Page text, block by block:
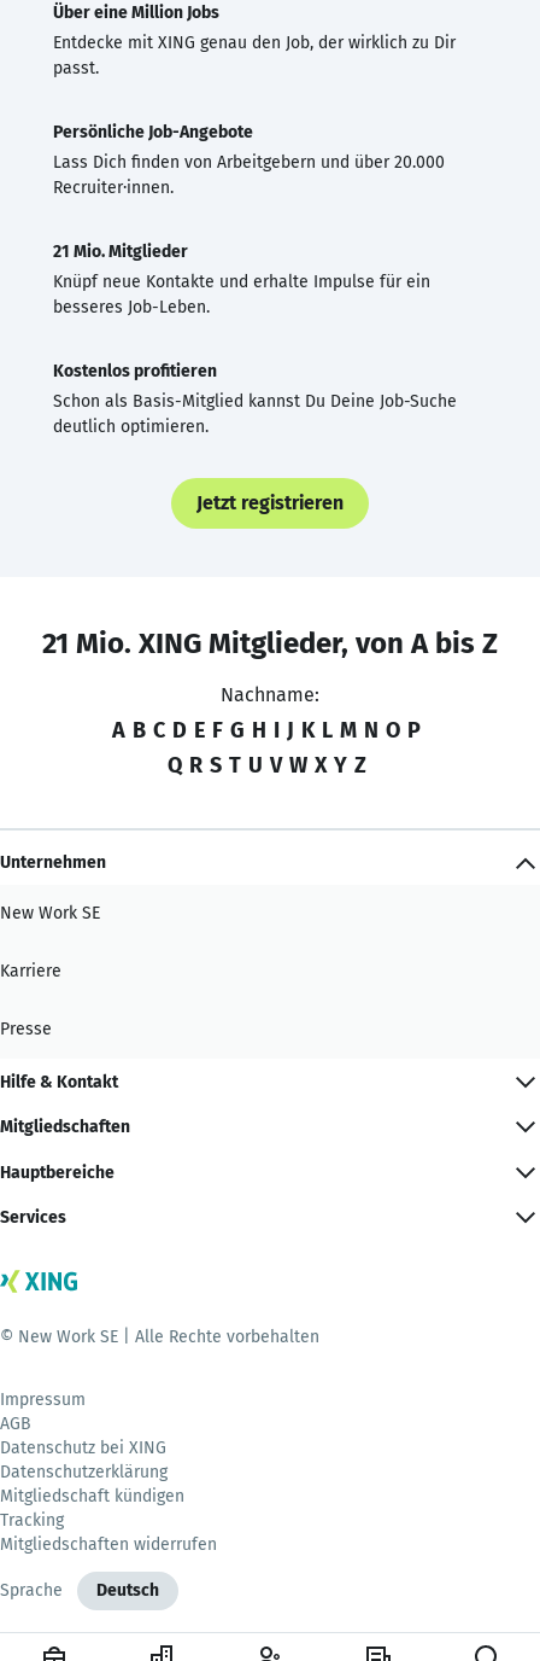
Über eine Million Jobs
Entdecke mit XING genau den Job, der wirklich zu Dir
passt.
Persönliche Job-Angebote
Lass Dich finden von Arbeitgebern und über 20.000
Recruiter·innen.
21 Mio. Mitglieder
Knüpf neue Kontakte und erhalte Impulse für ein
besseres Job-Leben.
Kostenlos profitieren
Schon als Basis-Mitglied kannst Du Deine Job-Suche
deutlich optimieren.
Jetzt registrieren
21 Mio. XING Mitglieder, von A bis Z
Nachname:
A B C D E F G H I J K L M N O P
Q R S T U V W X Y Z
Unternehmen
New Work SE
Karriere
Presse
Hilfe & Kontakt
Mitgliedschaften
Hauptbereiche
Services
© New Work SE | Alle Rechte vorbehalten
Impressum
AGB
Datenschutz bei XING
Datenschutzerklärung
Mitgliedschaft kündigen
Tracking
Mitgliedschaften widerrufen
Sprache Deutsch